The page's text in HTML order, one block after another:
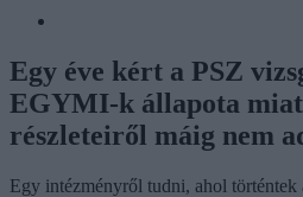
Egy éve kért a PSZ
EGYMI-k állapota
részleteiről máig nem
Egy intézményről tudni, ahol történtek